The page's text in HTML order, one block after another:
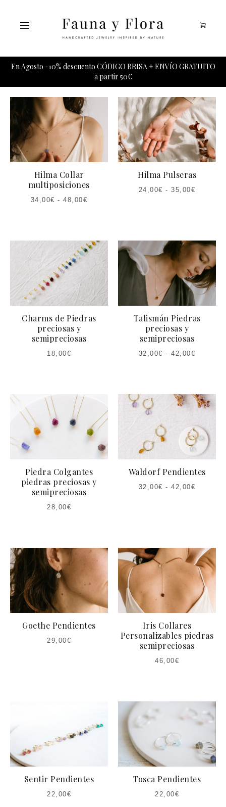
En Agosto -10% descuento CÓDIGO BRISA + ENVÍO GRATUITO
a partir 50€
Hilma Collar
multiposiciones
34,00€ -48,00€
Hilma Pulseras
24,00€ -35,00€
Charms de Piedras
preciosas y
semipreciosas
18,00€
Talismán Piedras
preciosas y
semipreciosas
32,00€ -42,00€
Piedra Colgantes
piedras preciosas y
semipreciosas
28,00€
Waldorf Pendientes
32,00€ -42,00€
Goethe Pendientes
29,00€
Iris Collares
Personalizables piedras
semipreciosas
46,00€
Sentir Pendientes
22,00€
Tosca Pendientes
22,00€